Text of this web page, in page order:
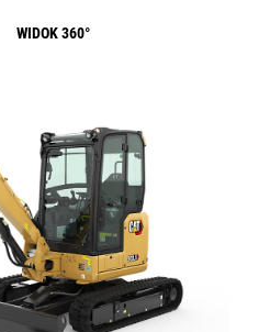
WIDOK 360°